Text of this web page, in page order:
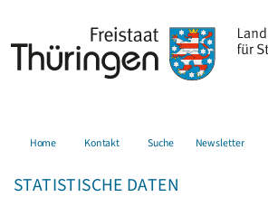
Home Kontakt Suche Newsletter
STATISTISCHE DATEN